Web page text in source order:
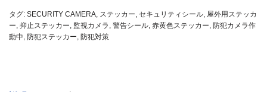
タグ: SECURITY CAMERA, ステッカー, セキュリティシール, 屋外用ステッカ
ー, 抑止ステッカー, 監視カメラ , 警告シール, 赤黄色ステッカー, 防犯カメラ作
動中, 防犯ステッカー, 防犯対策